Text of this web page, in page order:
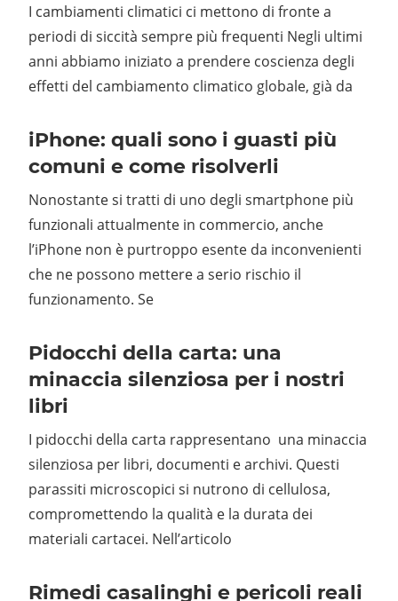
I cambiamenti climatici ci mettono di fronte a
periodi di siccità sempre più frequenti Negli ultimi
anni abbiamo iniziato a prendere coscienza degli
effetti del cambiamento climatico globale, già da
iPhone: quali sono i guasti più
comuni e come risolverli
Nonostante si tratti di uno degli smartphone più
funzionali attualmente in commercio, anche
l’iPhone non è purtroppo esente da inconvenienti
che ne possono mettere a serio rischio il
funzionamento. Se
Pidocchi della carta: una
minaccia silenziosa per i nostri
libri
I pidocchi della carta rappresentano una minaccia
silenziosa per libri, documenti e archivi. Questi
parassiti microscopici si nutrono di cellulosa,
compromettendo la qualità e la durata dei
materiali cartacei. Nell’articolo
Rimedi casalinghi e pericoli reali